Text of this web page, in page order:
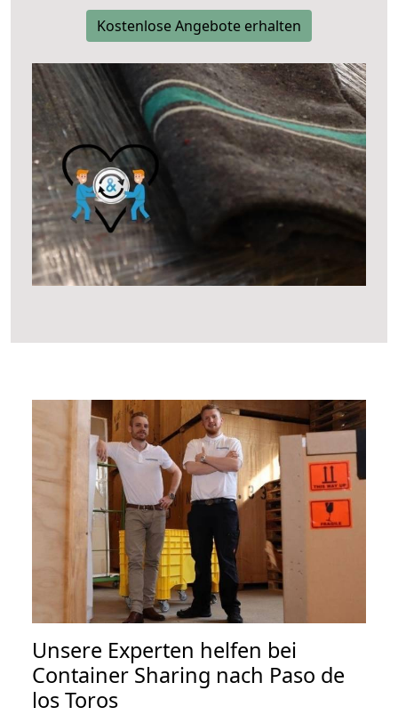
Kostenlose Angebote erhalten
Unsere Experten helfen bei
Container Sharing nach Paso de
los Toros